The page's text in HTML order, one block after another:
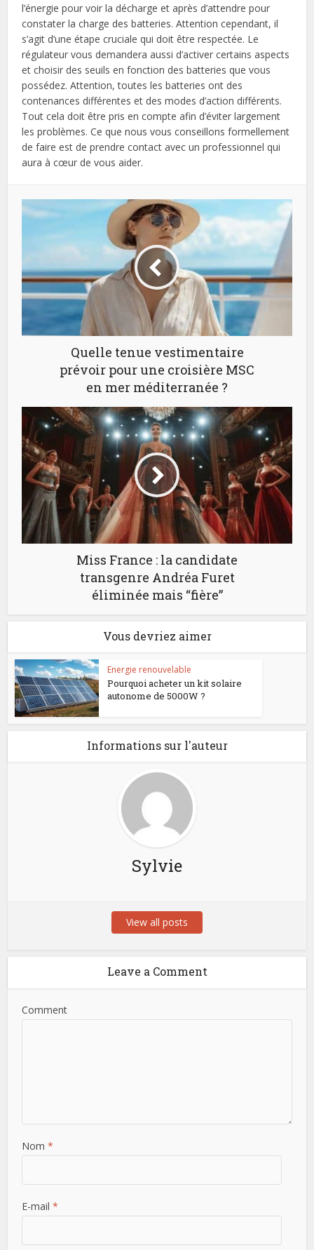
l’énergie pour voir la décharge et après d’attendre pour
constater la charge des batteries. Attention cependant, il
s’agit d’une étape cruciale qui doit être respectée. Le
régulateur vous demandera aussi d’activer certains aspects
et choisir des seuils en fonction des batteries que vous
possédez. Attention, toutes les batteries ont des
contenances différentes et des modes d’action différents.
Tout cela doit être pris en compte afin d’éviter largement
les problèmes. Ce que nous vous conseillons formellement
de faire est de prendre contact avec un professionnel qui
aura à cœur de vous aider.
Quelle tenue vestimentaire
prévoir pour une croisière MSC
en mer méditerranée ?
Miss France : la candidate
transgenre Andréa Furet
éliminée mais “fière”
Vous devriez aimer
Energie renouvelable
Pourquoi acheter un kit solaire
autonome de 5000W ?
Informations sur l'auteur
Sylvie
View all posts
Leave a Comment
Comment
Nom*
E-mail*